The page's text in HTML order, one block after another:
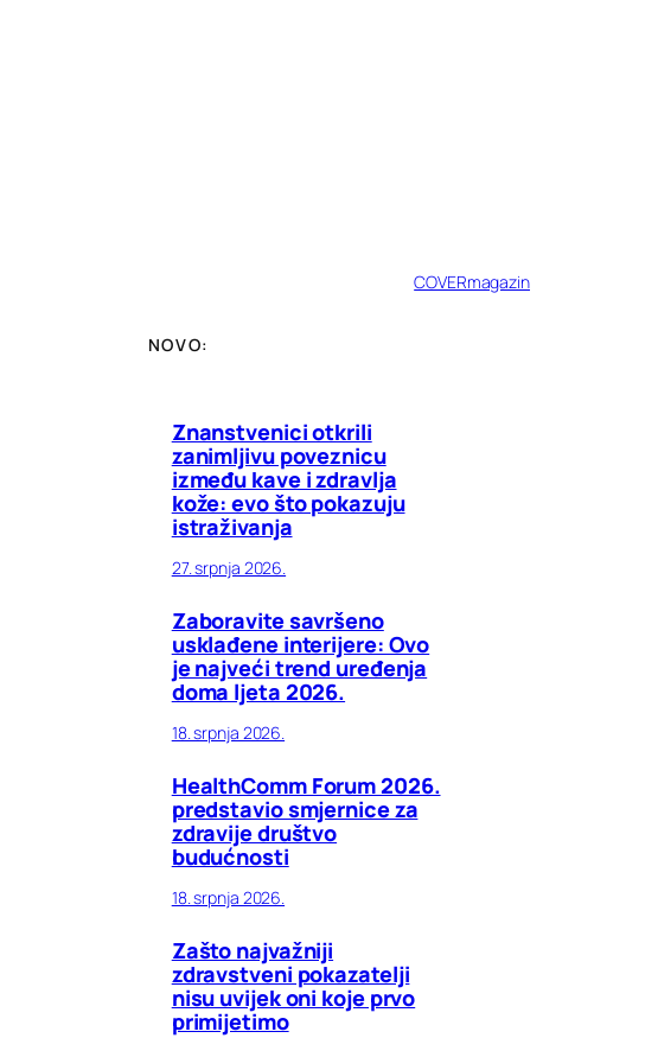
COVERmagazin
NOVO:
Znanstvenici otkrili
zanimljivu poveznicu
između kave i zdravlja
kože: evo što pokazuju
istraživanja
27. srpnja 2026.
Zaboravite savršeno
usklađene interijere: Ovo
je najveći trend uređenja
doma ljeta 2026.
18. srpnja 2026.
HealthComm Forum 2026.
predstavio smjernice za
zdravije društvo
budućnosti
18. srpnja 2026.
Zašto najvažniji
zdravstveni pokazatelji
nisu uvijek oni koje prvo
primijetimo